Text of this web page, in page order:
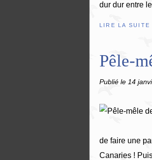
dur dur entre
LIRE LA SUITE
Pêle-
Publié le 14
de faire une
Canaries !